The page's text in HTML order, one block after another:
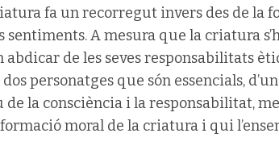
fa un recorregut invers des de la
sentiments. A mesura que la criatura
abdicar de les seves responsabilitats
personatges que són essencials,
de la consciència i la responsabilitat,
moral de la criatura i qui